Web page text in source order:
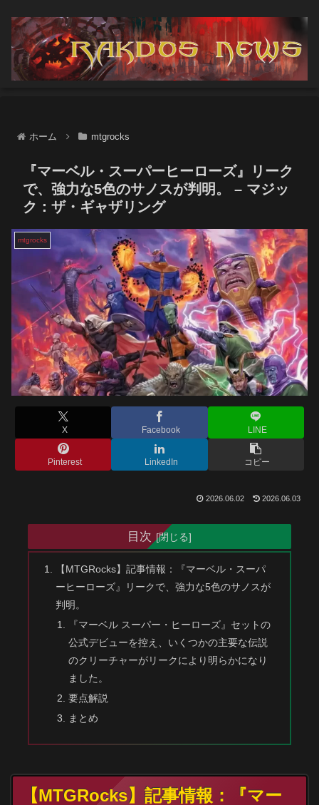
ホーム mtgrocks
『マーベル・スーパーヒーローズ』リーク
で、強力な5色のサノスが判明。 – マジッ
ク：ザ・ギャザリング
mtgrocks
X Facebook LINE
Pinterest LinkedIn コピー
2026.06.02 2026.06.03
目次
【MTGRocks】記事情報：『マーベル・スーパ
ーヒーローズ』リークで、強力な5色のサノスが
判明。
『マーベル スーパー・ヒーローズ』セットの
公式デビューを控え、いくつかの主要な伝説
のクリーチャーがリークにより明らかになり
ました。
要点解説
まとめ
【MTGRocks】記事情報：『マー